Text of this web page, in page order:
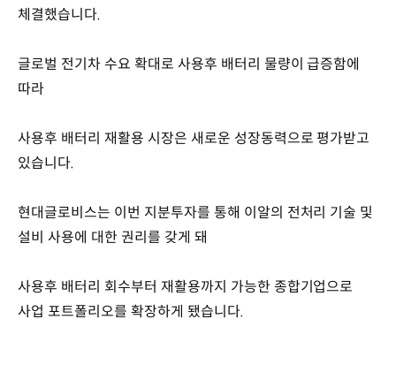
체결했습니다.
글로벌 전기차 수요 확대로 사용후 배터리 물량이 급증함에
따라
사용후 배터리 재활용 시장은 새로운 성장동력으로 평가받고
있습니다.
현대글로비스는 이번 지분투자를 통해 이알의 전처리 기술 및
설비 사용에 대한 권리를 갖게 돼
사용후 배터리 회수부터 재활용까지 가능한 종합기업으로
사업 포트폴리오를 확장하게 됐습니다.